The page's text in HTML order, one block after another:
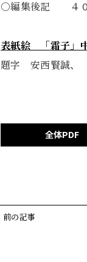
○編集後記 ４
表紙絵 「霜子」
題字 安西賢誠、
全体PDF
前の記事